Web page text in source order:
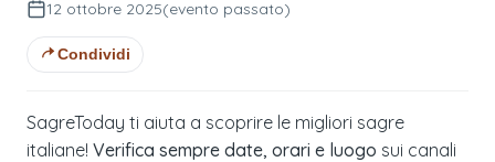
12 ottobre 2025(evento passato)
Condividi
SagreToday ti aiuta a scoprire le migliori sagre
italiane! Verifica sempre date, orari e luogo sui canali